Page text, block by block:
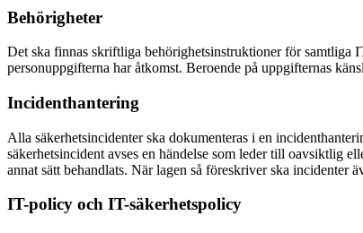
Behörigheter
Det ska finnas skriftliga behörighetsinstruktioner för samtliga
personuppgifterna har åtkomst. Beroende på uppgifternas
Incidenthantering
Alla säkerhetsincidenter ska dokumenteras i en
säkerhetsincident avses en händelse som leder till oavsiktlig
annat sätt behandlats. När lagen så föreskriver ska incidenter
IT-policy och IT-säkerhetspolicy